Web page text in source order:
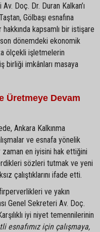
Doç. Dr. Duran Kalkan’ı
Gölbaşı esnafına
kapsamlı bir istişare
dönemdeki ekonomik
ölçekli işletmelerin
birliği imkânları masaya
Üretmeye Devam
Ankara Kalkınma
ve esnafa yönelik
zaman en iyisini hak ettiğini
sözleri tutmak ve yeni
çalıştıklarını ifade etti.
ve yakın
Genel Sekreteri Av. Doç.
iyi niyet temennilerinin
esnafımız için çalışmaya,